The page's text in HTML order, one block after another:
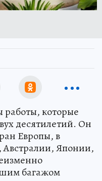
работы, которые
десятилетий. Он
Европы, в
Японии,
багажом